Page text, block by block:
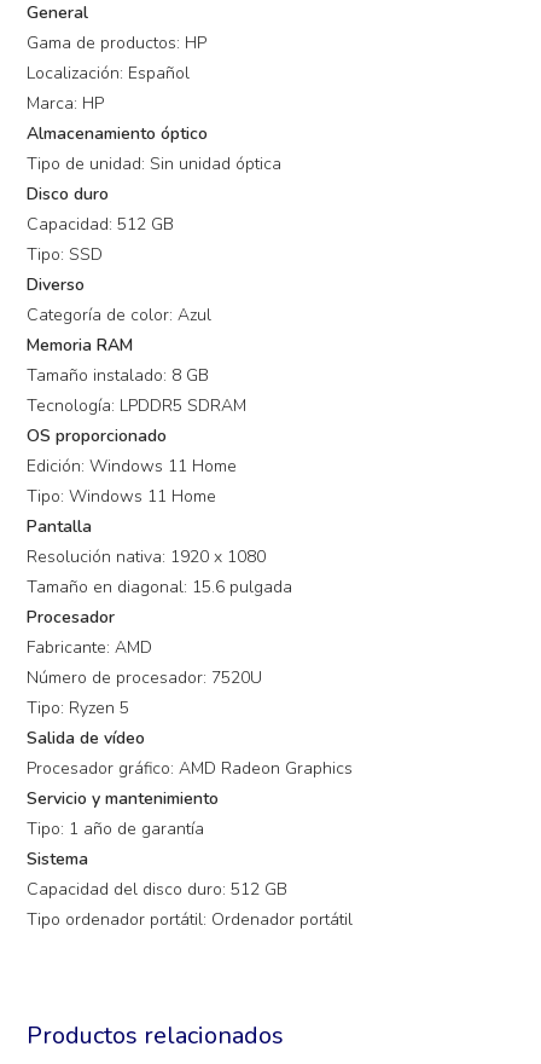
General
Gama de productos: HP
Localización: Español
Marca: HP
Almacenamiento óptico
Tipo de unidad: Sin unidad óptica
Disco duro
Capacidad: 512 GB
Tipo: SSD
Diverso
Categoría de color: Azul
Memoria RAM
Tamaño instalado: 8 GB
Tecnología: LPDDR5 SDRAM
OS proporcionado
Edición: Windows 11 Home
Tipo: Windows 11 Home
Pantalla
Resolución nativa: 1920 x 1080
Tamaño en diagonal: 15.6 pulgada
Procesador
Fabricante: AMD
Número de procesador: 7520U
Tipo: Ryzen 5
Salida de vídeo
Procesador gráfico: AMD Radeon Graphics
Servicio y mantenimiento
Tipo: 1 año de garantía
Sistema
Capacidad del disco duro: 512 GB
Tipo ordenador portátil: Ordenador portátil
Productos relacionados